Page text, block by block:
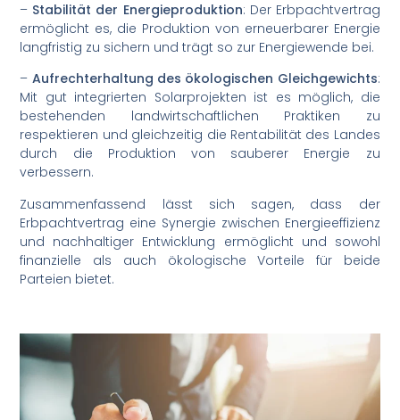
– Stabilität der Energieproduktion: Der Erbpachtvertrag
ermöglicht es, die Produktion von erneuerbarer Energie
langfristig zu sichern und trägt so zur Energiewende bei.
– Aufrechterhaltung des ökologischen Gleichgewichts:
Mit gut integrierten Solarprojekten ist es möglich, die
bestehenden landwirtschaftlichen Praktiken zu
respektieren und gleichzeitig die Rentabilität des Landes
durch die Produktion von sauberer Energie zu
verbessern.
Zusammenfassend lässt sich sagen, dass der
Erbpachtvertrag eine Synergie zwischen Energieeffizienz
und nachhaltiger Entwicklung ermöglicht und sowohl
finanzielle als auch ökologische Vorteile für beide
Parteien bietet.